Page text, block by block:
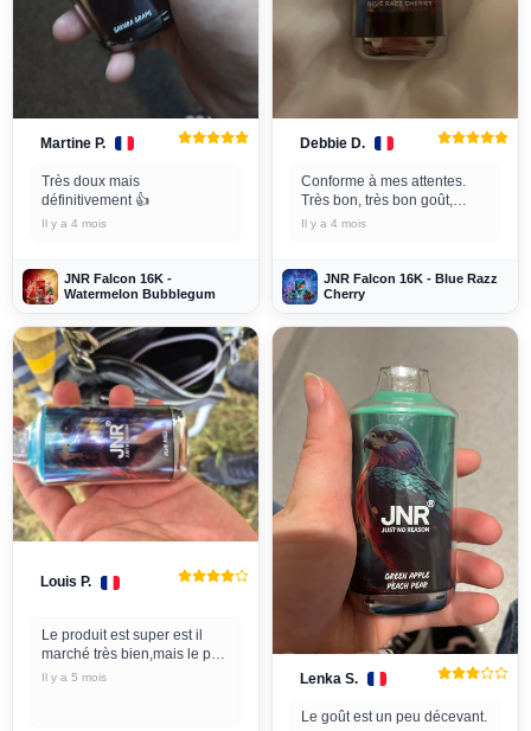
Martine P.
Très doux mais
définitivement 👍
Il y a 4 mois
JNR Falcon 16K -
Watermelon Bubblegum
Debbie D.
Conforme à mes attentes.
Très bon, très bon goût,
livraison rapide. ⭐️⭐️⭐️⭐️⭐️
Il y a 4 mois
JNR Falcon 16K - Blue Razz
Cherry
Louis P.
Le produit est super est il
marché très bien,mais le petit
bémol c'est que quand tu la
Il y a 5 mois Lenka S.
Le goût est un peu décevant.